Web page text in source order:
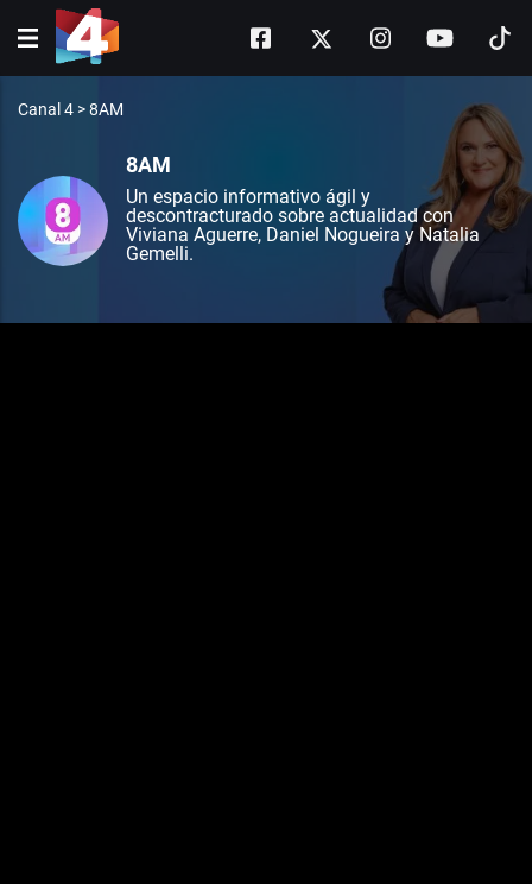
Canal 4 >8AM
8AM
Un espacio informativo ágil y
descontracturado sobre actualidad con
Viviana Aguerre, Daniel Nogueira y Natalia
Gemelli.